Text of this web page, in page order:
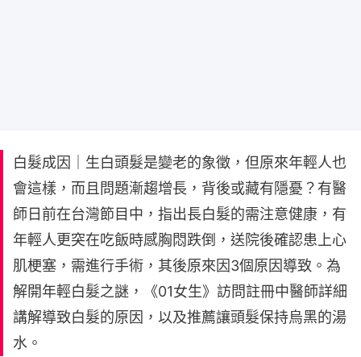
白髮成因｜生白頭髮是變老的象徵，但原來年輕人也
會這樣，而且問題漸趨增長，背後或藏有隱憂？有醫
師日前在台灣節目中，指出長白髮的需注意健康，有
年輕人更突在吃飯時感胸悶跌倒，送院後確認患上心
肌梗塞，需進行手術，其後原來因3個原因導致。為
解開年輕白髮之謎，《01女生》訪問註冊中醫師詳細
講解導致白髮的原因，以及推薦讓頭髮保持烏黑的湯
水。